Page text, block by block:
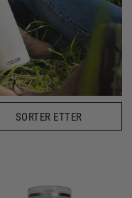
SORTER ETTER